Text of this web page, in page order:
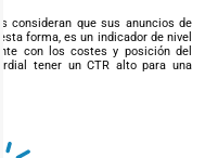
consideran que sus anuncios de
forma, es un indicador de nivel
con los costes y posición del
tener un CTR alto para una